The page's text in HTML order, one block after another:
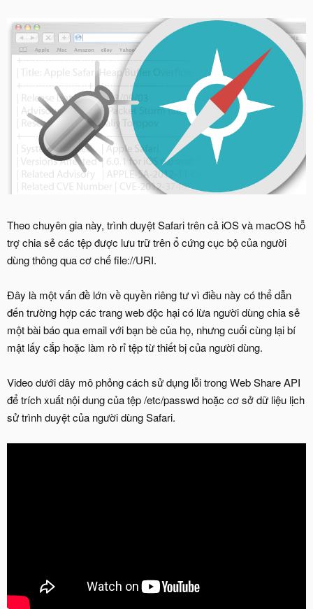
Theo chuyên gia này, trình duyệt Safari trên cả iOS và macOS hỗ
trợ chia sẻ các tệp được lưu trữ trên ổ cứng cục bộ của người
dùng thông qua cơ chế file://URI.
Đây là một vấn đề lớn về quyền riêng tư vì điều này có thể dẫn
đến trường hợp các trang web độc hại có lừa người dùng chia sẻ
một bài báo qua email với bạn bè của họ, nhưng cuối cùng lại bí
mật lấy cắp hoặc làm rò rỉ tệp từ thiết bị của người dùng.
Video dưới dây mô phỏng cách sử dụng lỗi trong Web Share API
để trích xuất nội dung của tệp /etc/passwd hoặc cơ sở dữ liệu lịch
sử trình duyệt của người dùng Safari.